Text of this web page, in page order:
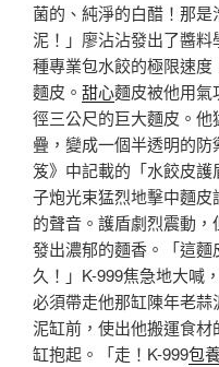
菌的、純淨的白醋！那
泥！」廖沾沾發出了醬
種專業包水餃的極限速
麵皮。 甜心麵皮被他用氣
徑三公尺的巨大麵皮。
疊，變成一個半透明的
笈》中記載的「水餃皮
子炮光束猛烈地擊中麵
的聲音。護盾劇烈震動
發出濃郁的麵香。「這
久！」K-999焦急地大喊
必須帶走他那缸陳年老
泥缸前，使出他搬運食
缸抱起。「走！K-999包